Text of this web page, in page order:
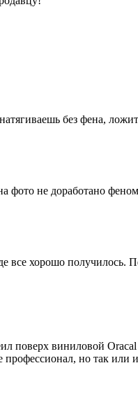
без фена,
фото не доработано
все хорошо
поверх виниловой
но так или